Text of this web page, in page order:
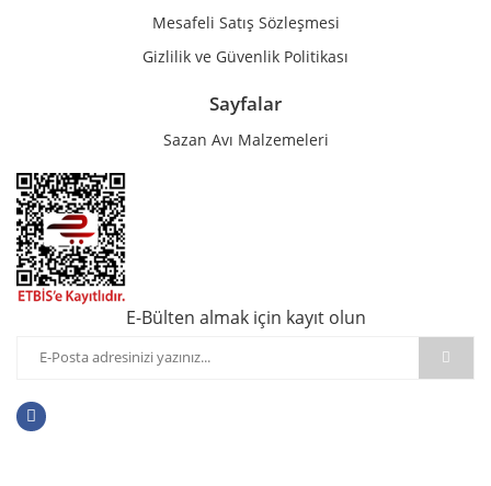
Mesafeli Satış Sözleşmesi
Gizlilik ve Güvenlik Politikası
Sayfalar
Sazan Avı Malzemeleri
E-Bülten almak için kayıt olun